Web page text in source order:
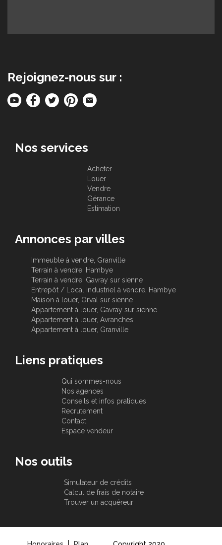
Rejoignez-nous sur :
Nos services
Acheter
Louer
Vendre
Gérance
Estimation
Annonces par villes
Immeuble à vendre, Granville
Terrain à vendre, Hambye
Terrain à vendre, Gavray sur sienne
Entrepôt / Local industriel à vendre, Hambye
Maison à louer, Orval sur sienne
Appartement à louer, Gavray sur sienne
Appartement à louer, Avranches
Appartement à louer, Granville
Liens pratiques
Qui sommes-nous
Nos agences
Conseils et infos pratiques
Recrutement
Contact
Espace vendeur
Nos outils
Simulateur de crédits
Calcul de frais de notaire
Trouver un acquéreur